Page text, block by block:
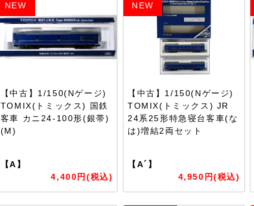
NEW
【中古】1/150(Nゲージ)
TOMIX(トミックス) 国鉄
客車 カニ24-100形(銀帯)
(M)
【A】
4,400円(税込)
NEW
【中古】1/150(Nゲージ)
TOMIX(トミックス) JR
24系25形特急寝台客車(な
は)増結2両セット
【A´】
4,950円(税込)